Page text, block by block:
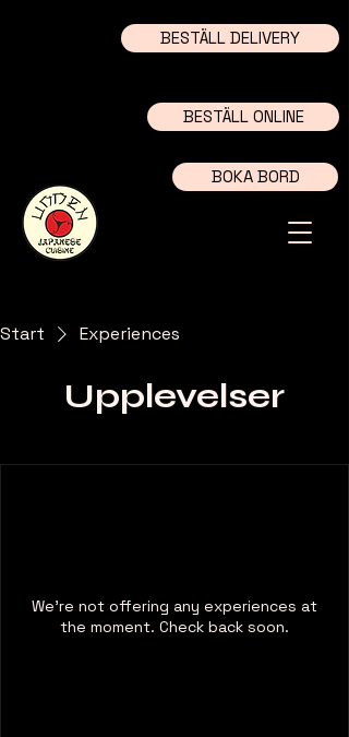
BESTÄLL DELIVERY
BESTÄLL ONLINE
BOKA BORD
Start Experiences
Upplevelser
We're not offering any experiences at
the moment. Check back soon.